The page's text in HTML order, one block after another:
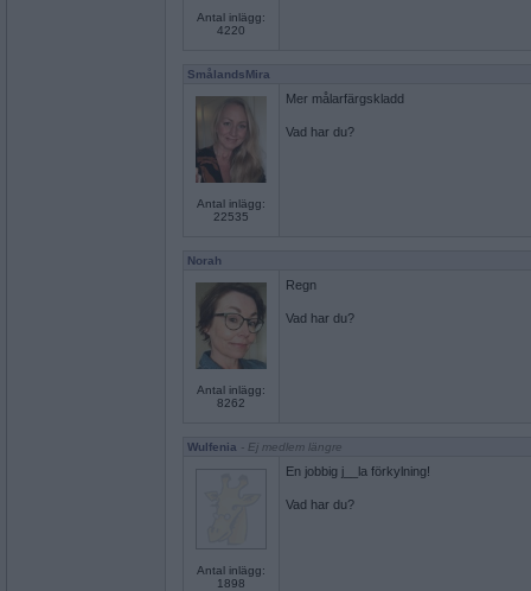
Antal inlägg:
4220
SmålandsMira
Antal inlägg:
22535
Mer målarfärgskladd
Vad har du?
Norah
Antal inlägg:
8262
Regn
Vad har du?
Wulfenia - Ej medlem längre
Antal inlägg:
1898
En jobbig j__la förkylning!
Vad har du?